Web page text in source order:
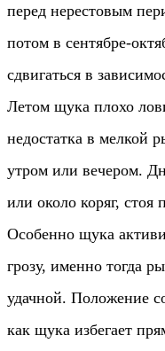
перед нерестовым
потом в сентябре-
сдвигаться в
Летом щука плохо
недостатка в мелкой
утром или вечером.
или около коряг, стоя
Особенно щука
грозу, именно тогда
удачной. Положение
как щука избегает